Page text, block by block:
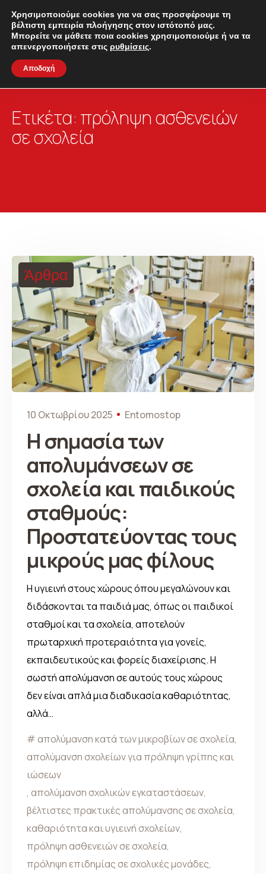
Ετικέτα: πρόληψη ασθενειών
σε σχολεία
Άρθρα
10 Οκτωβρίου 2025 Entomostop
Η σημασία των
απολυμάνσεων σε
σχολεία και παιδικούς
σταθμούς:
Προστατεύοντας τους
μικρούς μας φίλους
Η υγιεινή στους χώρους όπου μεγαλώνουν και
διδάσκονται τα παιδιά μας, όπως οι παιδικοί
σταθμοί και τα σχολεία, αποτελούν
πρωταρχική προτεραιότητα για γονείς,
εκπαιδευτικούς και φορείς διαχείρισης. Η
σωστή απολύμανση σε αυτούς τους χώρους
δεν είναι απλά μια διαδικασία καθαριότητας,
αλλά…
απολύμανση κατά των μικροβίων σε σχολεία,
απολύμανση σχολείων για πρόληψη γρίπης και
ιώσεων
, απολύμανση σχολικών εγκαταστάσεων,
βέλτιστες πρακτικές απολύμανσης σε σχολεία,
καθαριότητα και υγιεινή σχολείων,
πρόληψη ασθενειών σε σχολεία,
πρόληψη επιδημίας σε σχολικές μονάδες,
Χρησιμοποιούμε cookies για να σας προσφέρουμε τη
βέλτιστη εμπειρία πλοήγησης στον ιστότοπό μας.
Μπορείτε να μάθετε ποια cookies χρησιμοποιούμε ή να τα
απενεργοποιήσετε στις ρυθμίσεις.
Αποδοχή